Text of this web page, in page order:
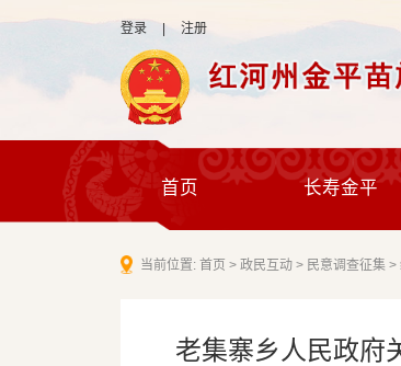
登录 注册
首页 长寿金平
当前位置:首页 >政民互动 > 民意调查征集 >
老集寨乡人民政府